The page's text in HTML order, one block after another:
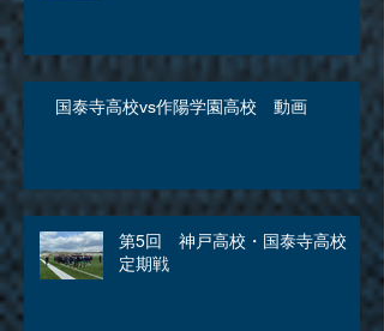
国泰寺高校vs作陽学園高校 動画
第5回 神戸高校・国泰寺高校
定期戦